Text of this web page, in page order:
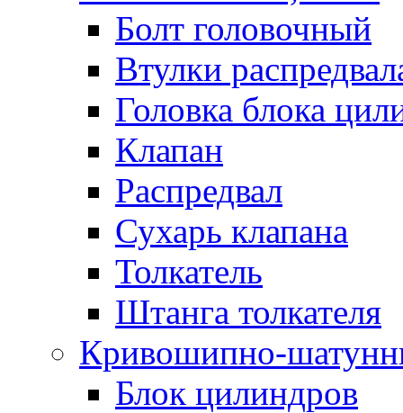
Болт головочный
Втулки
Головка блока
Клапан
Распредвал
Сухарь клапана
Толкатель
Штанга толкателя
Кривошипно-
Блок цилиндров